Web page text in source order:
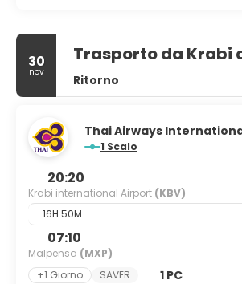
30
nov
Trasporto da Krabi
Ritorno
Thai Airways
1 Scalo
20:20
Krabi international Airport (KBV)
16H 50M
07:10
Malpensa (MXP)
+1 Giorno
SAVER 1 PC